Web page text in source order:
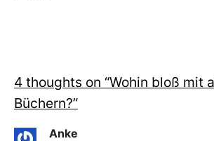
4 thoughts on “Wohin bloß mit
Büchern?”
Anke